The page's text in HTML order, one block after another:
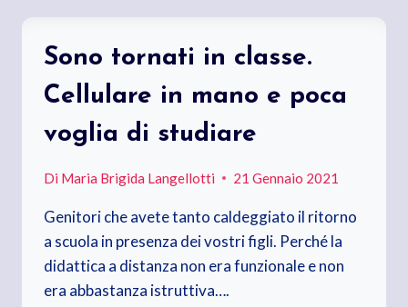
COME
FACCIAMO
Sono tornati in classe.
Cellulare in mano e poca
voglia di studiare
Di Maria Brigida Langellotti 21 Gennaio 2021
Genitori che avete tanto caldeggiato il ritorno
a scuola in presenza dei vostri figli. Perché la
didattica a distanza non era funzionale e non
era abbastanza istruttiva….